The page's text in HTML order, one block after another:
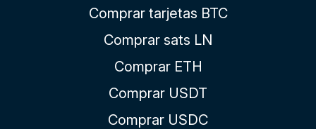
Comprar tarjetas BTC
Comprar sats LN
Comprar ETH
Comprar USDT
Comprar USDC